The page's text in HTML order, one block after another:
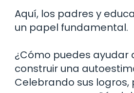
Aquí, los padres y
un papel fundamental.
¿Cómo puedes ayudar
construir una
Celebrando sus logros,